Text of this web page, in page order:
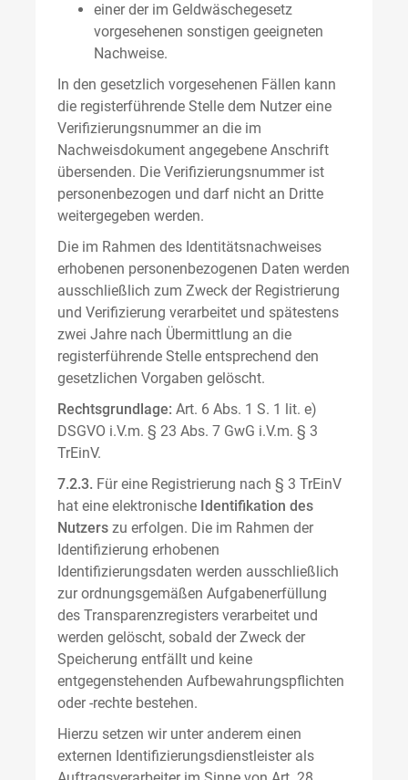
einer der im Geldwäschegesetz
vorgesehenen sonstigen geeigneten
Nachweise.
In den gesetzlich vorgesehenen Fällen kann
die registerführende Stelle dem Nutzer eine
Verifizierungsnummer an die im
Nachweisdokument angegebene Anschrift
übersenden. Die Verifizierungsnummer ist
personenbezogen und darf nicht an Dritte
weitergegeben werden.
Die im Rahmen des Identitätsnachweises
erhobenen personenbezogenen Daten werden
ausschließlich zum Zweck der Registrierung
und Verifizierung verarbeitet und spätestens
zwei Jahre nach Übermittlung an die
registerführende Stelle entsprechend den
gesetzlichen Vorgaben gelöscht.
Rechtsgrundlage: Art. 6 Abs. 1 S. 1 lit. e)
DSGVO i.V.m. § 23 Abs. 7 GwG i.V.m. § 3
TrEinV.
7.2.3. Für eine Registrierung nach § 3 TrEinV
hat eine elektronische Identifikation des
Nutzers zu erfolgen. Die im Rahmen der
Identifizierung erhobenen
Identifizierungsdaten werden ausschließlich
zur ordnungsgemäßen Aufgabenerfüllung
des Transparenzregisters verarbeitet und
werden gelöscht, sobald der Zweck der
Speicherung entfällt und keine
entgegenstehenden Aufbewahrungspflichten
oder -rechte bestehen.
Hierzu setzen wir unter anderem einen
externen Identifizierungsdienstleister als